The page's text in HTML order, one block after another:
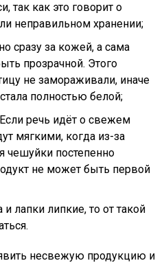
так как это говорит о
неправильном хранении;
сразу за кожей, а сама
прозрачной. Этого
не замораживали, иначе
полностью белой;
речь идёт о свежем
мягкими, когда из-за
чешуйки постепенно
не может быть первой
лапки липкие, то от такой
несвежую продукцию и